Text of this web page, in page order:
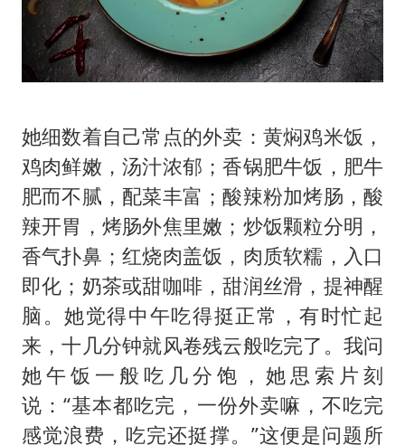
她细数着自己常点的外卖：黄焖鸡米饭，
鸡肉鲜嫩，汤汁浓郁；香锅肥牛饭，肥牛
肥而不腻，配菜丰富；酸辣粉加烤肠，酸
辣开胃，烤肠外焦里嫩；炒饭颗粒分明，
香气扑鼻；红烧肉盖饭，肉质软糯，入口
即化；奶茶或甜咖啡，甜润丝滑，提神醒
脑。她觉得中午吃得挺正常，有时忙起
来，十几分钟就风卷残云般吃完了。我问
她午饭一般吃几分饱，她思索片刻
说：“基本都吃完，一份外卖嘛，不吃完
感觉浪费，吃完还挺撑。”这便是问题所